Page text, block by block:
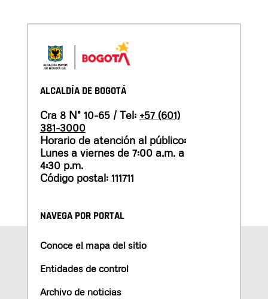
ALCALDÍA DE BOGOTÁ
Cra 8 N° 10-65 / Tel: +57 (601)
381-3000
Horario de atención al público:
Lunes a viernes de 7:00 a.m. a
4:30 p.m.
Código postal: 111711
NAVEGA POR PORTAL
Conoce el mapa del sitio
Entidades de control
Archivo de noticias